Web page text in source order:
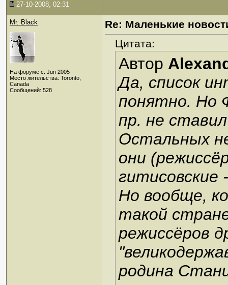
27-10-2008, 02:31
Mr. Black
На форуме с: Jun 2005
Место жительства: Toronto,
Canada
Сообщений: 528
Re: Маленькие
Цитата:
Автор
Да, список
понятно. Но
пр. не
Остальных
они
гитисовские
Но вообще,
такой
режиссёров
родина